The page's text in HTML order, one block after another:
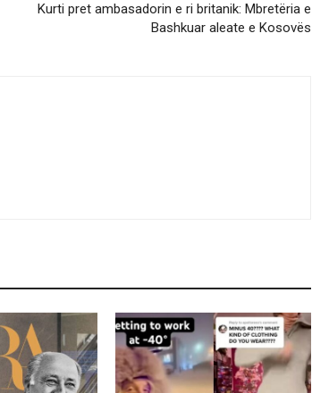
Kurti pret ambasadorin e ri britanik: Mbretëria e
Bashkuar aleate e Kosovës